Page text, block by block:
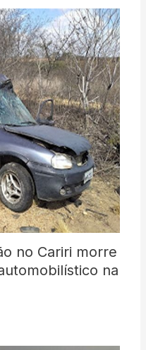
no Cariri morre
na